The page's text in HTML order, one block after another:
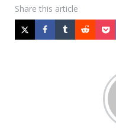
Share this article